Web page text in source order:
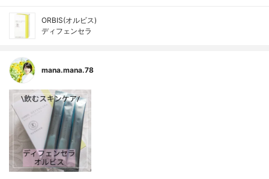
ORBIS(オルビス)
ディフェンセラ
mana.mana.78